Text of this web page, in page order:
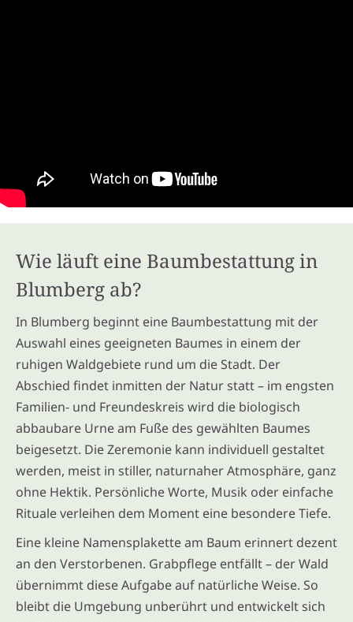
Wie läuft eine Baumbestattung in
Blumberg ab?
In Blumberg beginnt eine Baumbestattung mit der
Auswahl eines geeigneten Baumes in einem der
ruhigen Waldgebiete rund um die Stadt. Der
Abschied findet inmitten der Natur statt – im engsten
Familien- und Freundeskreis wird die biologisch
abbaubare Urne am Fuße des gewählten Baumes
beigesetzt. Die Zeremonie kann individuell gestaltet
werden, meist in stiller, naturnaher Atmosphäre, ganz
ohne Hektik. Persönliche Worte, Musik oder einfache
Rituale verleihen dem Moment eine besondere Tiefe.
Eine kleine Namensplakette am Baum erinnert dezent
an den Verstorbenen. Grabpflege entfällt – der Wald
übernimmt diese Aufgabe auf natürliche Weise. So
bleibt die Umgebung unberührt und entwickelt sich